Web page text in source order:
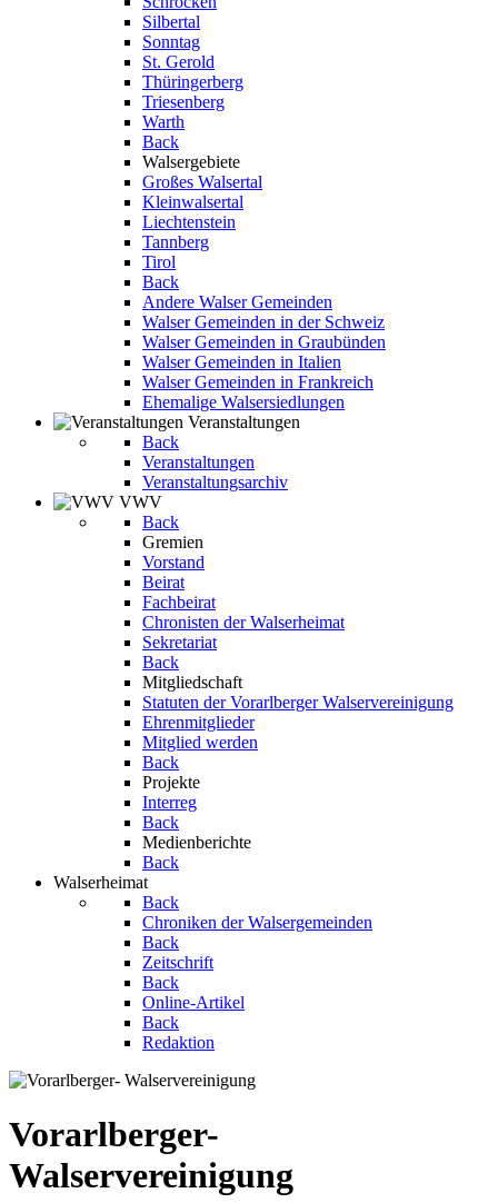
Silbertal
Sonntag
St. Gerold
Thüringerberg
Triesenberg
Warth
Back
Walsergebiete
Großes Walsertal
Kleinwalsertal
Liechtenstein
Tannberg
Tirol
Back
Andere Walser Gemeinden
Walser Gemeinden in der Schweiz
Walser Gemeinden in Graubünden
Walser Gemeinden in Italien
Walser Gemeinden in Frankreich
Ehemalige Walsersiedlungen
Veranstaltungen
Back
Veranstaltungen
Veranstaltungsarchiv
VWV
Back
Gremien
Vorstand
Beirat
Fachbeirat
Chronisten der Walserheimat
Sekretariat
Back
Mitgliedschaft
Statuten der Vorarlberger Walservereinigung
Ehrenmitglieder
Mitglied werden
Back
Projekte
Interreg
Back
Medienberichte
Back
Walserheimat
Back
Chroniken der Walsergemeinden
Back
Zeitschrift
Back
Online-Artikel
Back
Redaktion
Vorarlberger-
Walservereinigung